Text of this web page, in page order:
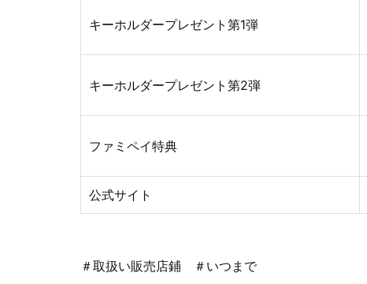
キーホルダープレゼント第1弾
キーホルダープレゼント第2弾
ファミペイ特典
公式サイト
＃取扱い販売店鋪 ＃いつまで